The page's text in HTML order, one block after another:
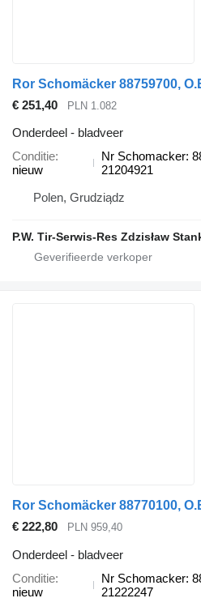
€ 251,40 PLN 1.082
Onderdeel - bladveer
Conditie
nieuw
Nr Schomacker:
21204921
Polen, Grudziądz
P.W. Tir-Serwis-Res Zdzisław
€ 222,80 PLN 959,40
Onderdeel - bladveer
Conditie
nieuw
Nr Schomacker:
21222247